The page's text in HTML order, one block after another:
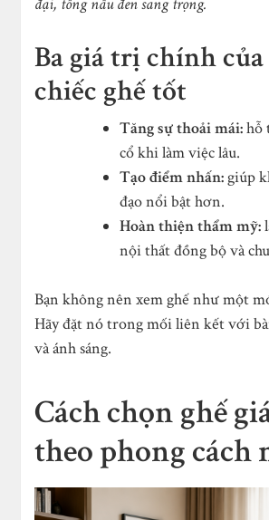
đại, tông nâu đen sang trọng.
Ba giá trị chính
chiếc ghế tốt
Tăng sự thoải mái:hỗ
cổ khi làm việc lâu.
Tạo điểm nhấn:giúp
đạo nổi bật hơn.
Hoàn thiện thẩm mỹ:
nội thất đồng bộ và
Bạn không nên xem ghế như một
Hãy đặt nó trong mối liên kết với
và ánh sáng.
Cách chọn ghế
theo phong cách